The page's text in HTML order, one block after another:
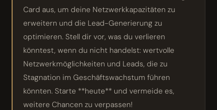
Card aus, um deine Netzwerkkapazitäten zu
erweitern und die Lead-Generierung zu
optimieren. Stell dir vor, was du verlieren
könntest, wenn du nicht handelst: wertvolle
Netzwerkmöglichkeiten und Leads, die zu
Stagnation im Geschäftswachstum führen
könnten. Starte **heute** und vermeide es,
weitere Chancen zu verpassen!